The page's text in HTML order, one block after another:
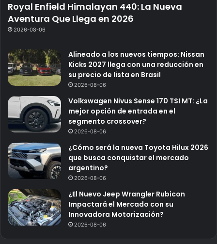
Royal Enfield Himalayan 440: La Nueva
Aventura Que Llega en 2026
2026-08-06
Alineado a los nuevos tiempos: Nissan
Kicks 2027 llega con una reducción en
su precio de lista en Brasil
2026-08-06
Volkswagen Nivus Sense 170 TSI MT: ¿La
mejor opción de entrada en el
segmento crossover?
2026-08-06
¿Cómo será la nueva Toyota Hilux 2026
que busca conquistar el mercado
argentino?
2026-08-06
¿El Nuevo Jeep Wrangler Rubicon
Impactará el Mercado con su
Innovadora Motorización?
2026-08-06